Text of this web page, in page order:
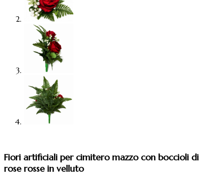
Fiori artificiali per cimitero mazzo con boccioli di
rose rosse in velluto